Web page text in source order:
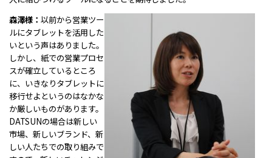
森澤様： 以前から営業ツー
ルにタブレットを活用した
いという声はありました。
しかし、紙での営業プロセ
スが確立しているところ
に、いきなりタブレットに
移行せよというのはなかな
か厳しいものがあります。
DATSUNの場合は新しい
市場、新しいブランド、新
しい人たちでの取り組みで